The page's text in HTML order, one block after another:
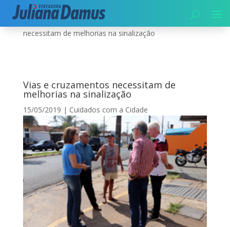
Início|Cuidados com a Cidade
Vias e cruzamentos
necessitam de melhorias na sinalização
Vias e cruzamentos necessitam de
melhorias na sinalização
15/05/2019 | Cuidados com a Cidade